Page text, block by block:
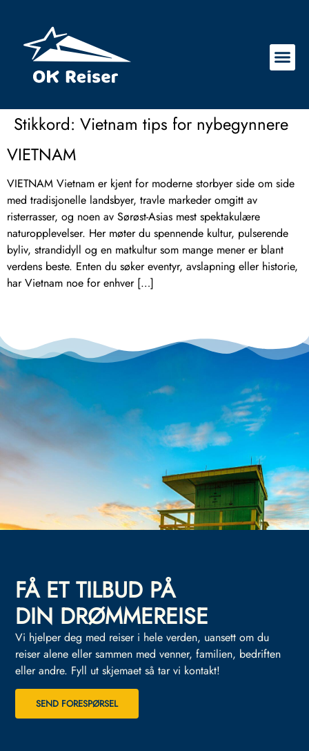
Stikkord: Vietnam tips for nybegynnere
VIETNAM
VIETNAM Vietnam er kjent for moderne storbyer side om side
med tradisjonelle landsbyer, travle markeder omgitt av
risterrasser, og noen av Sørøst-Asias mest spektakulære
naturopplevelser. Her møter du spennende kultur, pulserende
byliv, strandidyll og en matkultur som mange mener er blant
verdens beste. Enten du søker eventyr, avslapning eller historie,
har Vietnam noe for enhver […]
FÅ ET TILBUD PÅ
DIN DRØMMEREISE
Vi hjelper deg med reiser i hele verden, uansett om du
reiser alene eller sammen med venner, familien, bedriften
eller andre. Fyll ut skjemaet så tar vi kontakt!
SEND FORESPØRSEL